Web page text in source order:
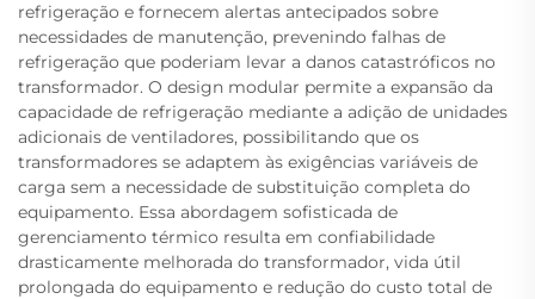
refrigeração e fornecem alertas antecipados sobre
necessidades de manutenção, prevenindo falhas de
refrigeração que poderiam levar a danos catastróficos no
transformador. O design modular permite a expansão da
capacidade de refrigeração mediante a adição de unidades
adicionais de ventiladores, possibilitando que os
transformadores se adaptem às exigências variáveis de
carga sem a necessidade de substituição completa do
equipamento. Essa abordagem sofisticada de
gerenciamento térmico resulta em confiabilidade
drasticamente melhorada do transformador, vida útil
prolongada do equipamento e redução do custo total de